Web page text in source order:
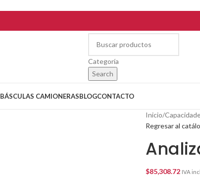
Categoría
Search
BÁSCULAS CAMIONERASBLOGCONTACTO
Inicio/
Regresar al
$85,308.72 IVA